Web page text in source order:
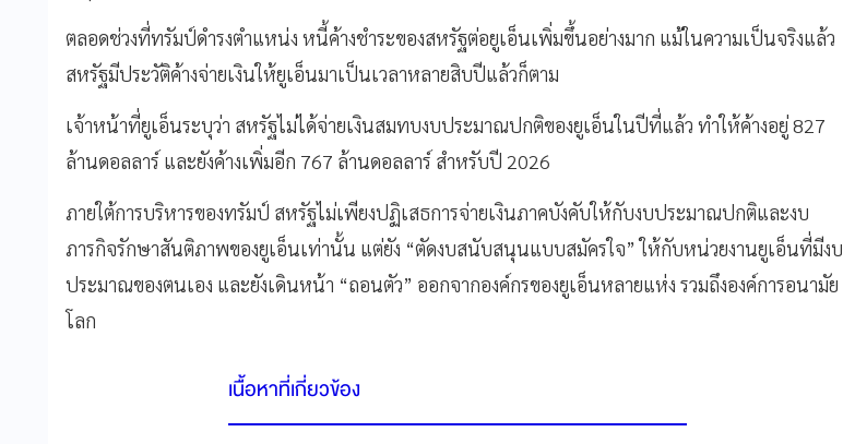
ตลอดช่วงที่ทรัมป์ดำรงตำแหน่ง หนี้ค้างชำระของสหรัฐต่อยูเอ็นเพิ่มขึ้นอย่างมาก แม้ในความเป็นจริงแล้ว
สหรัฐมีประวัติค้างจ่ายเงินให้ยูเอ็นมาเป็นเวลาหลายสิบปีแล้วก็ตาม
เจ้าหน้าที่ยูเอ็นระบุว่า สหรัฐไม่ได้จ่ายเงินสมทบงบประมาณปกติของยูเอ็นในปีที่แล้ว ทำให้ค้างอยู่ 827
ล้านดอลลาร์ และยังค้างเพิ่มอีก 767 ล้านดอลลาร์ สำหรับปี 2026
ภายใต้การบริหารของทรัมป์ สหรัฐไม่เพียงปฏิเสธการจ่ายเงินภาคบังคับให้กับงบประมาณปกติและงบ
ภารกิจรักษาสันติภาพของยูเอ็นเท่านั้น แต่ยัง “ตัดงบสนับสนุนแบบสมัครใจ” ให้กับหน่วยงานยูเอ็นที่มีงบ
ประมาณของตนเอง และยังเดินหน้า “ถอนตัว” ออกจากองค์กรของยูเอ็นหลายแห่ง รวมถึงองค์การอนามัย
โลก
เนื้อหาที่เกี่ยวข้อง